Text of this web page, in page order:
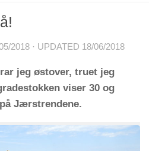
2018 · UPDATED 18/06/2018
jeg østover, truet jeg
viser 30 og
Jærstrendene.